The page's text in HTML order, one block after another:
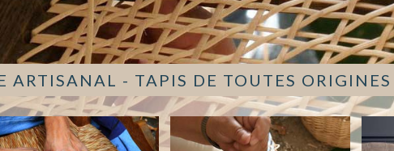
ARTISANAL - TAPIS DE TOUTES